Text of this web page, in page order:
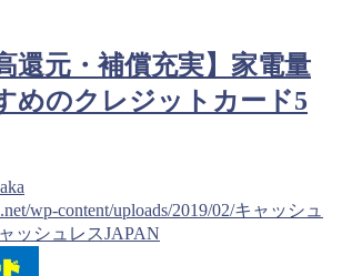
還元・補償充実】家電量
めのクレジットカード5
wp-content/uploads/2019/02/キャッシュ
ッシュレスJAPAN